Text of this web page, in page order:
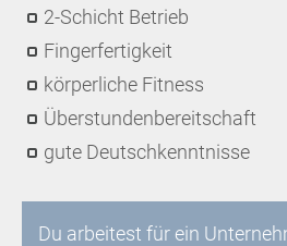
2-Schicht Betrieb
Fingerfertigkeit
körperliche Fitness
Überstundenbereitschaft
gute Deutschkenntnisse
Du arbeitest für ein